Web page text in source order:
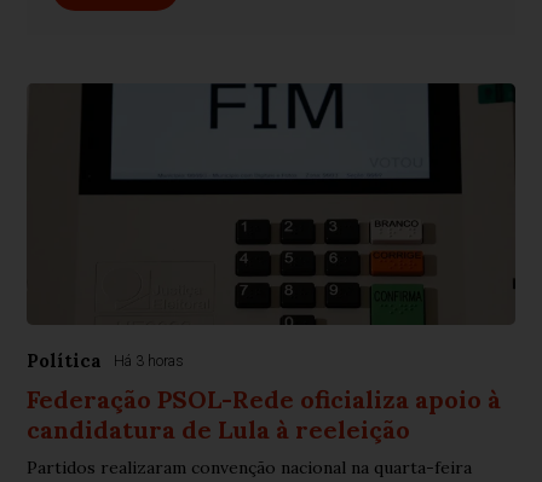
Política Há 3 horas
Federação PSOL-Rede oficializa apoio à
candidatura de Lula à reeleição
Partidos realizaram convenção nacional na quarta-feira